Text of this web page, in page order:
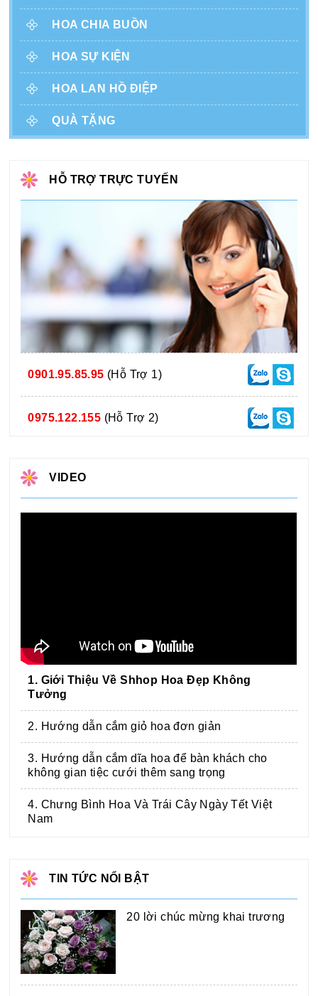
HOA CHIA BUỒN
HOA SỰ KIỆN
HOA LAN HỒ ĐIỆP
QUÀ TẶNG
HỖ TRỢ TRỰC TUYẾN
0901.95.85.95 (Hỗ Trợ 1)
0975.122.155 (Hỗ Trợ 2)
VIDEO
1. Giới Thiệu Về Shhop Hoa Đẹp Không
Tưởng
2. Hướng dẫn cắm giỏ hoa đơn giản
3. Hướng dẫn cắm dĩa hoa để bàn khách cho
không gian tiệc cưới thêm sang trọng
4. Chưng Bình Hoa Và Trái Cây Ngày Tết Việt
Nam
TIN TỨC NỔI BẬT
20 lời chúc mừng khai trương